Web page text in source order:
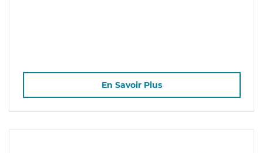
En Savoir Plus